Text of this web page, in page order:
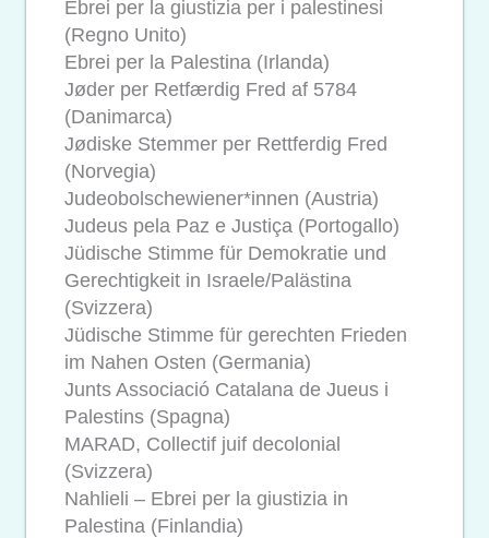
Ebrei per la giustizia per i palestinesi
(Regno Unito)
Ebrei per la Palestina (Irlanda)
Jøder per Retfærdig Fred af 5784
(Danimarca)
Jødiske Stemmer per Rettferdig Fred
(Norvegia)
Judeobolschewiener*innen (Austria)
Judeus pela Paz e Justiça (Portogallo)
Jüdische Stimme für Demokratie und
Gerechtigkeit in Israele/Palästina
(Svizzera)
Jüdische Stimme für gerechten Frieden
im Nahen Osten (Germania)
Junts Associació Catalana de Jueus i
Palestins (Spagna)
MARAD, Collectif juif decolonial
(Svizzera)
Nahlieli – Ebrei per la giustizia in
Palestina (Finlandia)